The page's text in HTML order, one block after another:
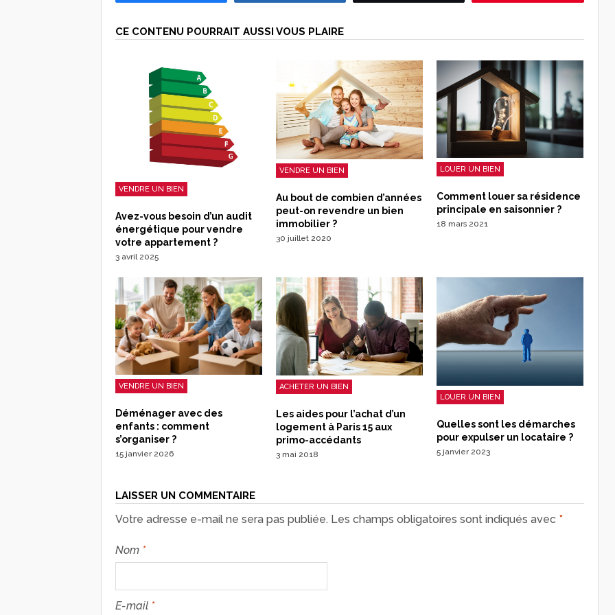
CE CONTENU POURRAIT AUSSI VOUS PLAIRE
VENDRE UN BIEN
Avez-vous besoin d’un audit
énergétique pour vendre
votre appartement ?
3 avril 2025
VENDRE UN BIEN
Au bout de combien d’années
peut-on revendre un bien
immobilier ?
30 juillet 2020
LOUER UN BIEN
Comment louer sa résidence
principale en saisonnier ?
18 mars 2021
VENDRE UN BIEN
Déménager avec des
enfants : comment
s’organiser ?
15 janvier 2026
ACHETER UN BIEN
Les aides pour l’achat d’un
logement à Paris 15 aux
primo-accédants
3 mai 2018
LOUER UN BIEN
Quelles sont les démarches
pour expulser un locataire ?
5 janvier 2023
LAISSER UN COMMENTAIRE
Votre adresse e-mail ne sera pas publiée. Les champs obligatoires sont indiqués avec *
Nom *
E-mail *